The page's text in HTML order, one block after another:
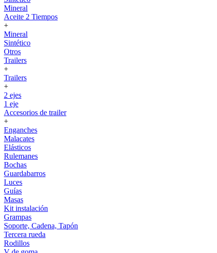
Mineral
Aceite 2 Tiempos
+
Mineral
Sintético
Otros
Trailers
+
Trailers
+
2 ejes
1 eje
Accesorios de trailer
+
Enganches
Malacates
Elásticos
Rulemanes
Bochas
Guardabarros
Luces
Guías
Masas
Kit instalación
Grampas
Soporte, Cadena, Tapón
Tercera rueda
Rodillos